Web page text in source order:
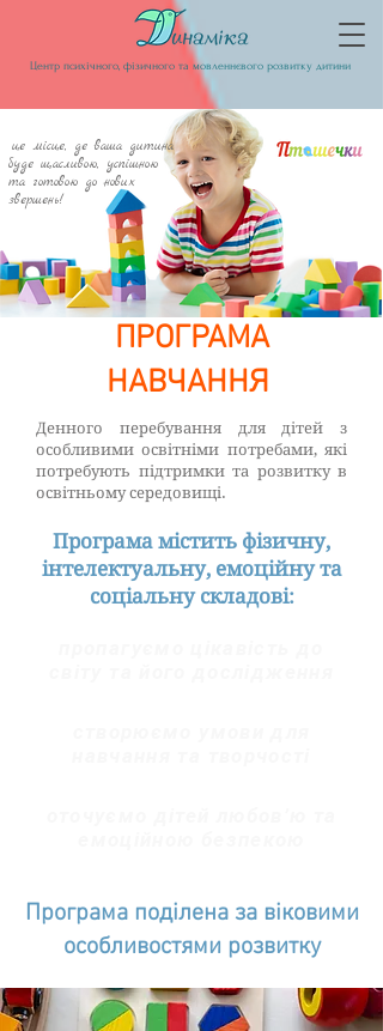
Центр психічного, фізичного та мовленнєвого розвитку дитини
це місце, де ваша дитина
буде щасливою, успішною
та готовою до нових
звершень!
ПРОГРАМА
НАВЧАННЯ
Денного перебування для дітей з
особливими освітніми потребами, які
потребують підтримки та розвитку в
освітньому середовищі.
Програма містить фізичну,
інтелектуальну, емоційну та
соціальну складові:
Програма поділена за віковими
особливостями розвитку